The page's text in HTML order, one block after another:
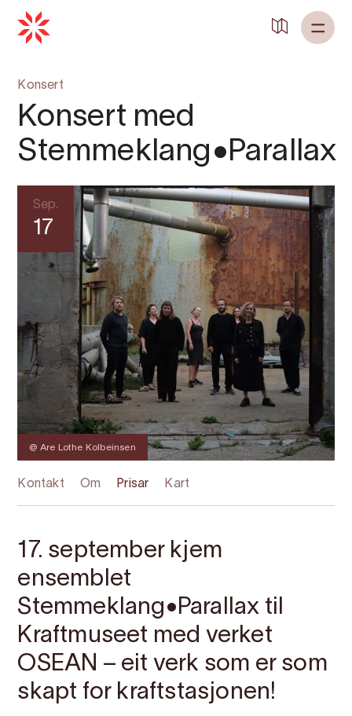
Konsert
Konsert med
Stemmeklang•Parallax
@ Are Lothe Kolbeinsen
Sep.
17
Kontakt Om Prisar Kart
17. september kjem
ensemblet
Stemmeklang•Parallax til
Kraftmuseet med verket
OSEAN – eit verk som er som
skapt for kraftstasjonen!